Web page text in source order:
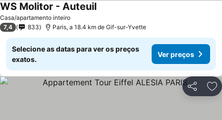
Casa/apartamento inteiro
WS Molitor - AuteuilVer preços
7,4 833 Paris, a 18.4 km de Gif-sur-Yvette
Selecione as datas para ver os preços
exatos.
Ver preços
Partilhar